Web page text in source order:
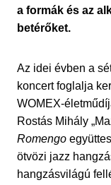
a formák és az
betérőket.
Az idei évben a
koncert foglalja
WOMEX-
Rostás Mihály
Romengo
ötvözi jazz
hangzásvilágú